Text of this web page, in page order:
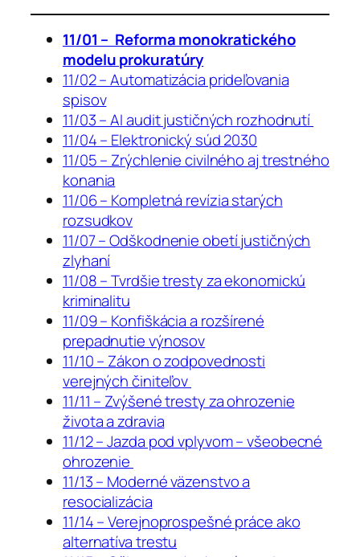
11/01 – Reforma monokratického
modelu prokuratúry
11/02 – Automatizácia prideľovania
spisov
11/03 – AI audit justičných rozhodnutí
11/04 – Elektronický súd 2030
11/05 – Zrýchlenie civilného aj trestného
konania
11/06 – Kompletná revízia starých
rozsudkov
11/07 – Odškodnenie obetí justičných
zlyhaní
11/08 – Tvrdšie tresty za ekonomickú
kriminalitu
11/09 – Konfiškácia a rozšírené
prepadnutie výnosov
11/10 – Zákon o zodpovednosti
verejných činiteľov
11/11 – Zvýšené tresty za ohrozenie
života a zdravia
11/12 – Jazda pod vplyvom – všeobecné
ohrozenie
11/13 – Moderné väzenstvo a
resocializácia
11/14 – Verejnoprospešné práce ako
alternatíva trestu